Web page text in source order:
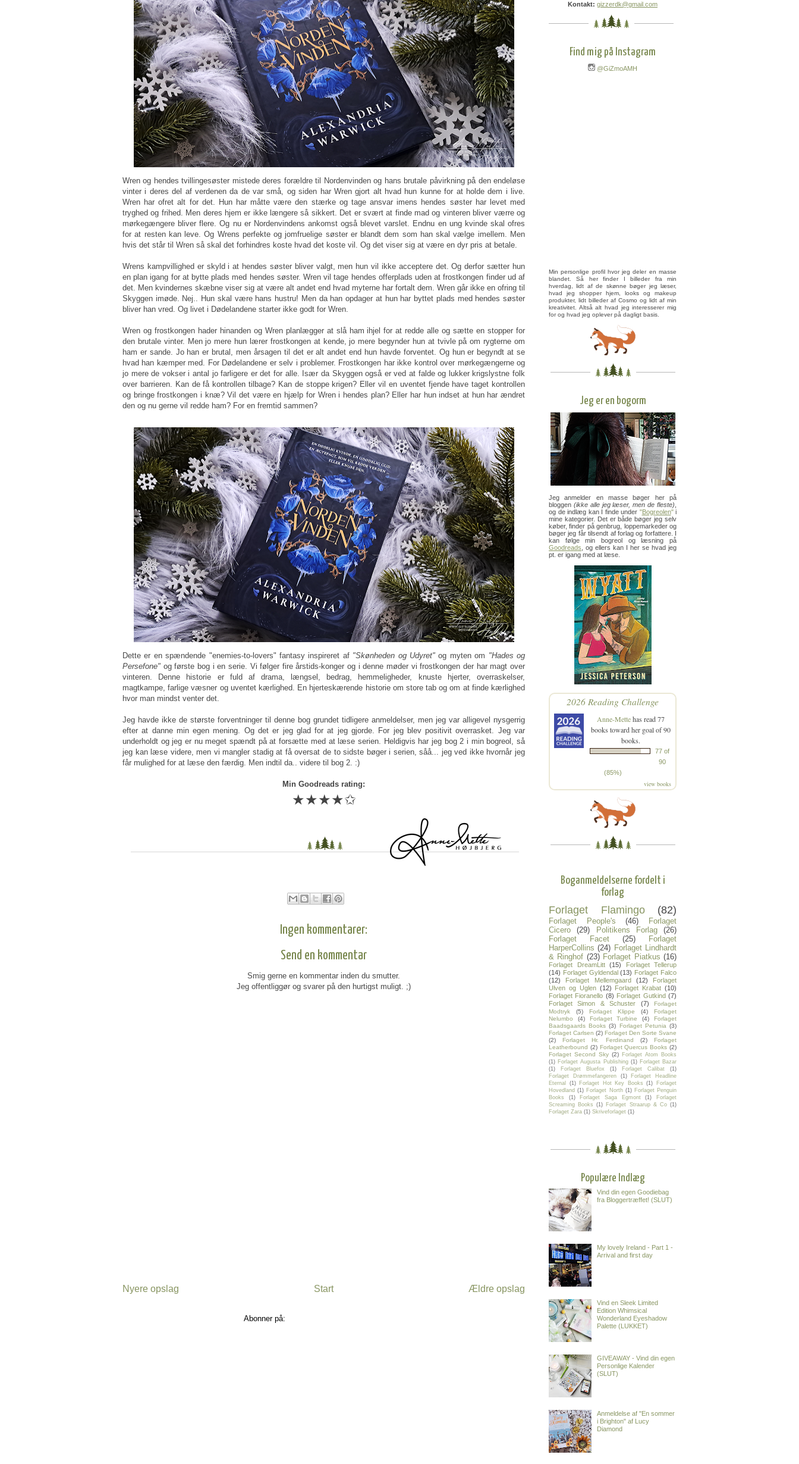
Wren og hendes tvillingesøster mistede deres forældre til Nordenvinden og hans brutale påvirkning på den endeløse
vinter i deres del af verdenen da de var små, og siden har Wren gjort alt hvad hun kunne for at holde dem i live.
Wren har ofret alt for det. Hun har måtte være den stærke og tage ansvar imens hendes søster har levet med
tryghed og frihed. Men deres hjem er ikke længere så sikkert. Det er svært at finde mad og vinteren bliver værre og
mørkegængere bliver flere. Og nu er Nordenvindens ankomst også blevet varslet. Endnu en ung kvinde skal ofres
for at resten kan leve. Og Wrens perfekte og jomfruelige søster er blandt dem som han skal vælge imellem. Men
hvis det står til Wren så skal det forhindres koste hvad det koste vil. Og det viser sig at være en dyr pris at betale.
Wrens kampvillighed er skyld i at hendes søster bliver valgt, men hun vil ikke acceptere det. Og derfor sætter hun
en plan igang for at bytte plads med hendes søster. Wren vil tage hendes offerplads uden at frostkongen finder ud af
det. Men kvindernes skæbne viser sig at være alt andet end hvad myterne har fortalt dem. Wren går ikke en ofring til
Skyggen imøde. Nej.. Hun skal være hans hustru! Men da han opdager at hun har byttet plads med hendes søster
bliver han vred. Og livet i Dødelandene starter ikke godt for Wren.
Wren og frostkongen hader hinanden og Wren planlægger at slå ham ihjel for at redde alle og sætte en stopper for
den brutale vinter. Men jo mere hun lærer frostkongen at kende, jo mere begynder hun at tvivle på om rygterne om
ham er sande. Jo han er brutal, men årsagen til det er alt andet end hun havde forventet. Og hun er begyndt at se
hvad han kæmper med. For Dødelandene er selv i problemer. Frostkongen har ikke kontrol over mørkegængerne og
jo mere de vokser i antal jo farligere er det for alle. Især da Skyggen også er ved at falde og lukker krigslystne folk
over barrieren. Kan de få kontrollen tilbage? Kan de stoppe krigen? Eller vil en uventet fjende have taget kontrollen
og bringe frostkongen i knæ? Vil det være en hjælp for Wren i hendes plan? Eller har hun indset at hun har ændret
den og nu gerne vil redde ham? For en fremtid sammen?
Dette er en spændende "enemies-to-lovers" fantasy inspireret af "Skønheden og Udyret" og myten om "Hades og
Persefone" og første bog i en serie. Vi følger fire årstids-konger og i denne møder vi frostkongen der har magt over
vinteren. Denne historie er fuld af drama, længsel, bedrag, hemmeligheder, knuste hjerter, overraskelser,
magtkampe, farlige væsner og uventet kærlighed. En hjerteskærende historie om store tab og om at finde kærlighed
hvor man mindst venter det.
Jeg havde ikke de største forventninger til denne bog grundet tidligere anmeldelser, men jeg var alligevel nysgerrig
efter at danne min egen mening. Og det er jeg glad for at jeg gjorde. For jeg blev positivit overrasket. Jeg var
underholdt og jeg er nu meget spændt på at forsætte med at læse serien. Heldigvis har jeg bog 2 i min bogreol, så
jeg kan læse videre, men vi mangler stadig at få oversat de to sidste bøger i serien, såå... jeg ved ikke hvornår jeg
får mulighed for at læse den færdig. Men indtil da.. videre til bog 2. :)
Min Goodreads rating:
★★★★✩
Ingen kommentarer:
Send en kommentar
Smig gerne en kommentar inden du smutter.
Jeg offentliggør og svarer på den hurtigst muligt. ;)
Nyere opslag Ældre opslag
Start
Abonner på:
Kontakt: gizzerdk@gmail.com
Find mig på Instagram
@GiZmoAMH
Min personlige profil hvor jeg deler en masse
blandet. Så her finder I billeder fra min
hverdag, lidt af de skønne bøger jeg læser,
hvad jeg shopper hjem, looks og makeup
produkter, lidt billeder af Cosmo og lidt af min
kreativitet. Altså alt hvad jeg interesserer mig
for og hvad jeg oplever på dagligt basis.
Jeg er en bogorm
Jeg anmelder en masse bøger her på
bloggen (ikke alle jeg læser, men de fleste)
og de indlæg kan I finde under "Bogreolen"i
mine kategorier. Det er både bøger jeg selv
køber, finder på genbrug, loppemarkeder og
bøger jeg får tilsendt af forlag og forfattere. I
kan følge min bogreol og læsning på
Goodreads , og ellers kan I her se hvad jeg
pt. er igang med at læse.
2026 Reading Challenge
Anne-Mettehas read 77
books toward her goal of 90
books.
77 of
90
(85%)
view books
Boganmeldelserne fordelt i
forlag
Forlaget Flamingo (82)
Forlaget People's (46)
Forlaget
Cicero
(29) Politikens Forlag
(26)
Forlaget Facet
(25)
Forlaget
HarperCollins (24) Forlaget Lindhardt
& Ringhof (23) Forlaget Piatkus (16)
Forlaget DreamLitt (15)
Forlaget Tellerup
(14) Forlaget Gyldendal (13) Forlaget Falco
(12)
Forlaget Mellemgaard (12)
Forlaget
Ulven og Uglen (12) Forlaget Krabat (10)
Forlaget Fioranello (8) Forlaget Gutkind (7)
Forlaget Simon & Schuster
(7)
Forlaget
Modtryk
(5) Forlaget Klippe (4)
Forlaget
Nelumbo
(4) Forlaget Turbine (4)
Forlaget
Baadsgaards Books (3) Forlaget Petunia (3)
Forlaget Carlsen (2) Forlaget Den Sorte Svane
(2)
Forlaget Hr. Ferdinand (2)
Forlaget
Leatherbound (2) Forlaget Quercus Books (2)
Forlaget Second Sky (2) Forlaget Atom Books
(1) Forlaget Augusta Publishing (1) Forlaget Bazar
(1)
Forlaget Bluefox (1) Forlaget Calibat
(1)
Forlaget Drømmefangeren
(1)
Forlaget Headline
Eternal
(1) Forlaget Hot Key Books (1)
Forlaget
Hovedland (1) Forlaget North (1) Forlaget Penguin
Books
(1) Forlaget Saga Egmont (1)
Forlaget
Screaming Books
(1) Forlaget Straarup & Co (1)
Forlaget Zara (1) Skriveforlaget (1)
Populære Indlæg
Vind din egen Goodiebag
fra Bloggertræffet! (SLUT)
My lovely Ireland - Part 1 -
Arrival and first day
Vind en Sleek Limited
Edition Whimsical
Wonderland Eyeshadow
Palette (LUKKET)
GIVEAWAY - Vind din egen
Personlige Kalender
(SLUT)
Anmeldelse af "En sommer
i Brighton" af Lucy
Diamond